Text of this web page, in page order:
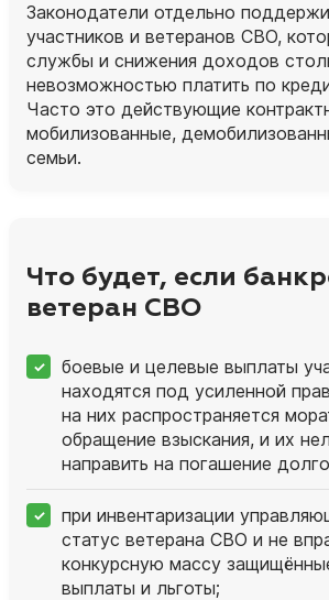
Законодатели отдельно
участников и ветеранов СВО,
службы и снижения доходов
невозможностью платить по
Часто это действующие
мобилизованные,
семьи.
Что будет, если
ветеран СВО
боевые и целевые выплаты
находятся под усиленной
на них распространяется
обращение взыскания, и их
направить на погашение
при инвентаризации
статус ветерана СВО и не
конкурсную массу
выплаты и льготы;